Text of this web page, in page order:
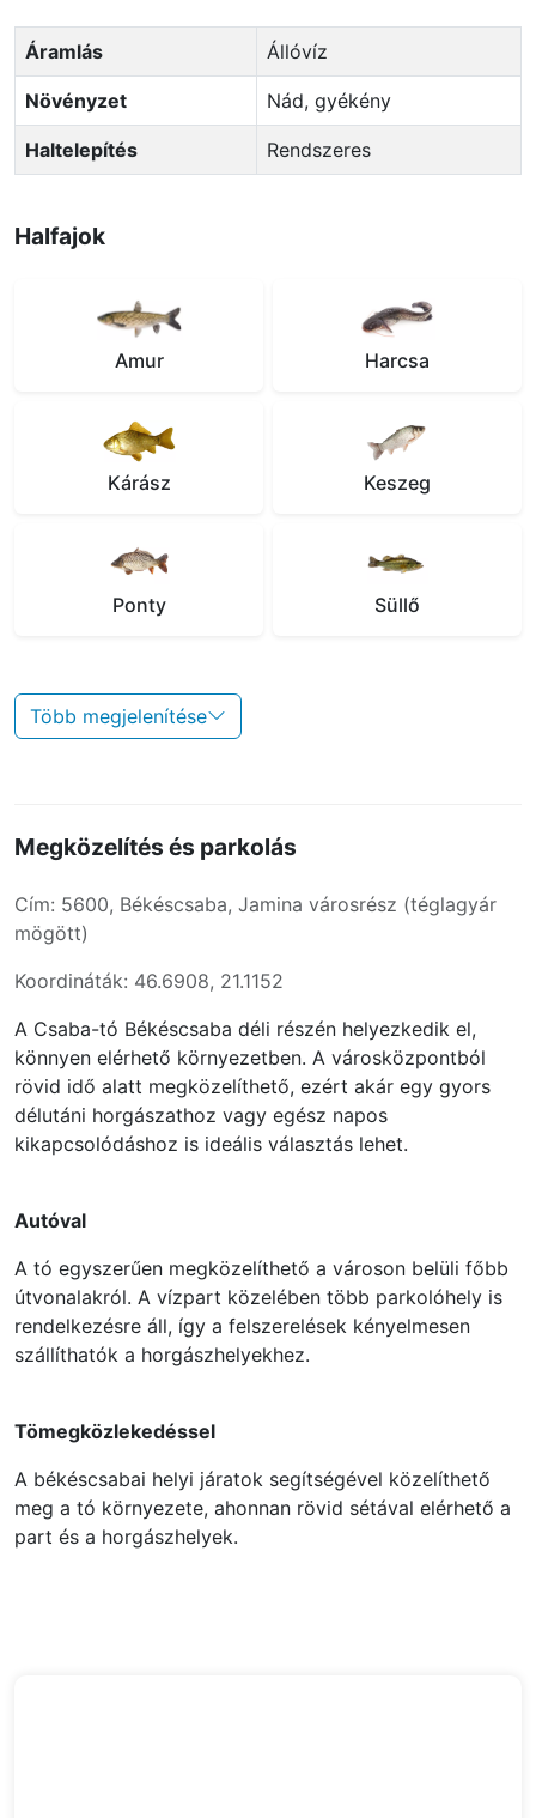
Áramlás Állóvíz
Növényzet Nád, gyékény
Haltelepítés Rendszeres
Halfajok
Amur Harcsa
Kárász Keszeg
Ponty Süllő
Több megjelenítése
Megközelítés és parkolás
Cím: 5600, Békéscsaba, Jamina városrész (téglagyár
mögött)
Koordináták: 46.6908, 21.1152
A Csaba-tó Békéscsaba déli részén helyezkedik el,
könnyen elérhető környezetben. A városközpontból
rövid idő alatt megközelíthető, ezért akár egy gyors
délutáni horgászathoz vagy egész napos
kikapcsolódáshoz is ideális választás lehet.
Autóval
A tó egyszerűen megközelíthető a városon belüli főbb
útvonalakról. A vízpart közelében több parkolóhely is
rendelkezésre áll, így a felszerelések kényelmesen
szállíthatók a horgászhelyekhez.
Tömegközlekedéssel
A békéscsabai helyi járatok segítségével közelíthető
meg a tó környezete, ahonnan rövid sétával elérhető a
part és a horgászhelyek.